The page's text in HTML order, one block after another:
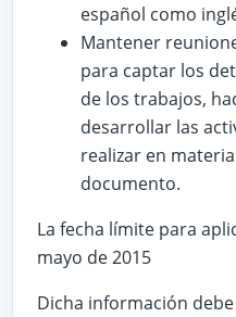
español como
Mantener
para captar los
de los trabajos,
desarrollar las
realizar en
documento.
La fecha límite para
mayo de 2015
Dicha información